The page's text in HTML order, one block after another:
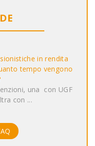
in rendita
tempo vengono
una con UGF
con ...